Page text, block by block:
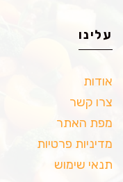
עלינו
אודות
צרו קשר
מפת האתר
מדיניות פרטיות
תנאי שימוש